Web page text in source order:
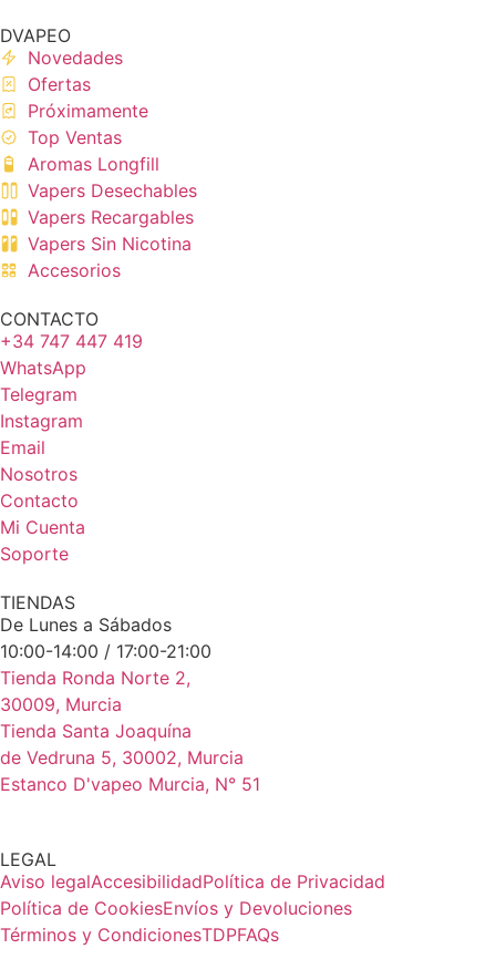
DVAPEO
Novedades
Ofertas
Próximamente
Top Ventas
Aromas Longfill
Vapers Desechables
Vapers Recargables
Vapers Sin Nicotina
Accesorios
CONTACTO
+34 747 447 419
WhatsApp
Telegram
Instagram
Email
Nosotros
Contacto
Mi Cuenta
Soporte
TIENDAS
De Lunes a Sábados
10:00-14:00 / 17:00-21:00
Tienda Ronda Norte 2,
30009, Murcia
Tienda Santa Joaquína
de Vedruna 5, 30002, Murcia
Estanco D'vapeo Murcia, N° 51
LEGAL
Aviso legalAccesibilidadPolítica de Privacidad
Política de CookiesEnvíos y Devoluciones
Términos y CondicionesTDPFAQs